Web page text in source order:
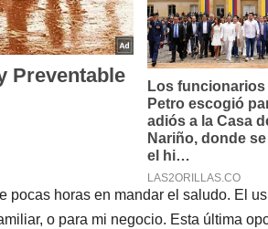
pocas horas en mandar el saludo. El
o para mi negocio. Esta última